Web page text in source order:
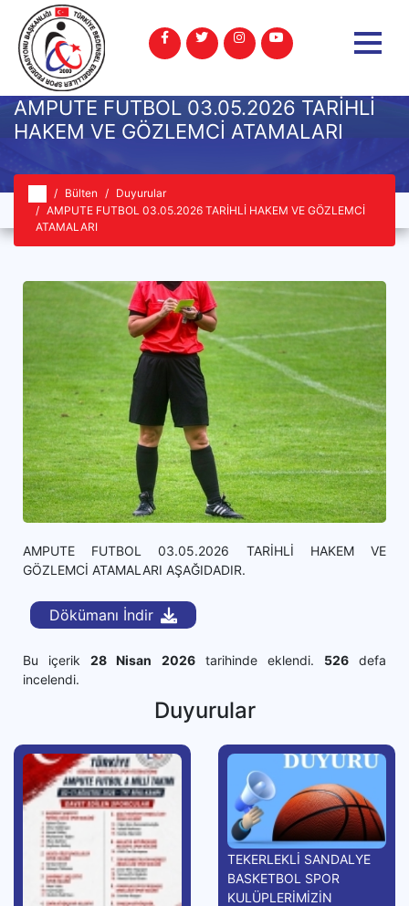
AMPUTE FUTBOL 03.05.2026 TARİHLİ
HAKEM VE GÖZLEMCİ ATAMALARI
Bülten
Duyurular
AMPUTE FUTBOL 03.05.2026 TARİHLİ HAKEM VE GÖZLEMCİ
ATAMALARI
AMPUTE FUTBOL 03.05.2026 TARİHLİ HAKEM VE
GÖZLEMCİ ATAMALARI AŞAĞIDADIR.
Dökümanı İndir
Bu içerik28 Nisan 2026tarihinde eklendi. 526defa
incelendi.
Duyurular
TEKERLEKLİ SANDALYE
BASKETBOL SPOR
KULÜPLERİMİZİN